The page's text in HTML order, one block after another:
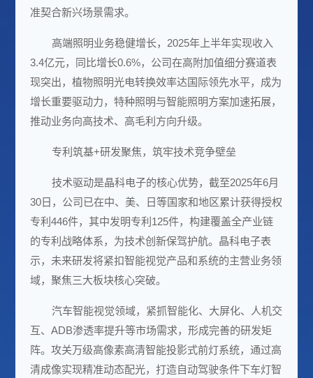
准契合新兴场景需求。
高端照明业务稳健增长，2025年上半年实现收入
3.4亿元，同比增长0.6%，公司在高附加值细分赛道表
现突出，植物照明光电转换效率达国际领先水平，成为
增长重要驱动力，特种照明与智能照明方案加速拓展，
推动业务向高技术、高毛利 方向升级。
专利筑基+研发聚焦，筑牢技术竞争壁垒
技术驱动是晶科电子的核心优势，截至2025年6月
30日，公司已在中、美、日等国家和地区累计获得授权
专利446件，其中发明专利125件，构建覆盖全产业链
的专利战略体系，为技术创新保驾护航。晶科电子表
示，未来研发将紧扣智能视觉产品和系统的主营业务领
域，聚焦三大板块核心突破。
汽车智能视觉领域，紧抓智能化、大屏化、人机交
互、ADB渗透率提升等市场需求，形成完善的研发矩
阵。攻关万级高像素高清智能投影式前灯系统，通过高
清成像实现精准动态配光，打造自动驾驶条件下车灯智